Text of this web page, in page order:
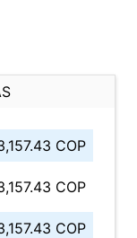
COP
COP
COP